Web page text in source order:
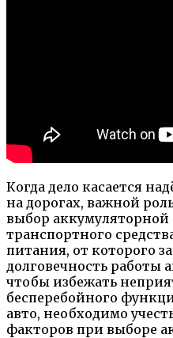
Когда дело касается
на дорогах, важной
выбор аккумуляторной
транспортного
питания, от которого
долговечность работы
чтобы избежать
бесперебойного
авто, необходимо
факторов при выборе